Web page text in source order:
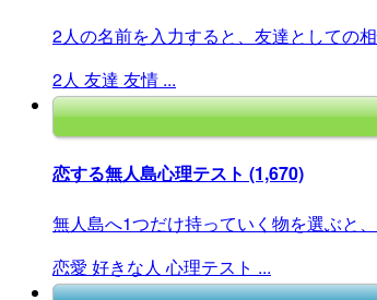
2人の名前を入力すると、友達としての
2人 友達 友情 ...
恋する無人島心理テスト (1,670)
無人島へ1つだけ持っていく物を選ぶと
恋愛 好きな人 心理テスト ...